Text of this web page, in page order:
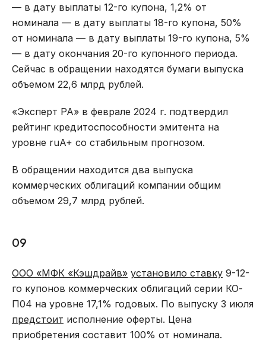
— в дату выплаты 12-го купона, 1,2% от
номинала — в дату выплаты 18-го купона, 50%
от номинала — в дату выплаты 19-го купона, 5%
— в дату окончания 20-го купонного периода.
Сейчас в обращении находятся бумаги выпуска
объемом 22,6 млрд рублей.
«Эксперт РА» в феврале 2024 г. подтвердил
рейтинг кредитоспособности эмитента на
уровне ruA+ со стабильным прогнозом.
В обращении находится два выпуска
коммерческих облигаций компании общим
объемом 29,7 млрд рублей.
09
ООО «МФК «Кэшдрайв» установило ставку 9-12-
го купонов коммерческих облигаций серии КО-
П04 на уровне 17,1% годовых. По выпуску 3 июля
предстоит исполнение оферты. Цена
приобретения составит 100% от номинала.